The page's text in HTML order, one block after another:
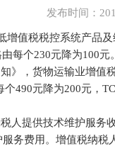
发布时间：
值税税控系统产品
每个230元降为100元。
》，货物运输业增值
490元降为200元，
人提供技术维护服务
务费用。增值税纳税